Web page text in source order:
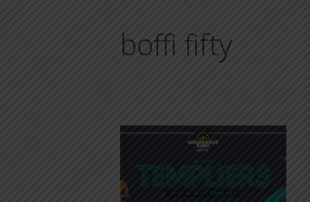
boffi fifty